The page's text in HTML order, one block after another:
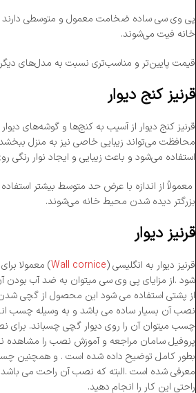
پی وی سی ساده ضخامت معمول و متوسطی دارند
خانه فیت می‌شوند.
قیمت پایین‌تر و مناسب‌تری نسبت به مدل‌های دیگر
قرنیز کنج دیوار
قرنیز کنج دیوار از آسیب به کنج‌ها و گوشه‌های
محافظت می‌تواند زیبایی خاصی نیز به منزل ببخشد
استفاده می‌شود و باعث زیبایی و ایجاد نوار رنگی
معمولاً از اندازه با عرض حد متوسط بیشتر
بزرگتر دیده شدن محیط خانه می‌شوند.
قرنیز دیوار
قرنیز دیوار به انگلیسی (Wall cornice) معمولا
شود .از مزایای پی وی سی میتوان به ضد آب بودن
از پشتی استفاده می شود این محصول از گچی
نصب آن بسیار ساده می باشد و به وسیله چسب
چسب میتوان آن را روی دیوار گچی چسباند. برای
پروفیل سامان مراجعه و آموزش نصب را مشاهده
بطور کامل توضیح داده شده است . و همچنین
معرفی شده است .البته که نصب آن راحت می باشد
راحتی این کار را انجام دهید.